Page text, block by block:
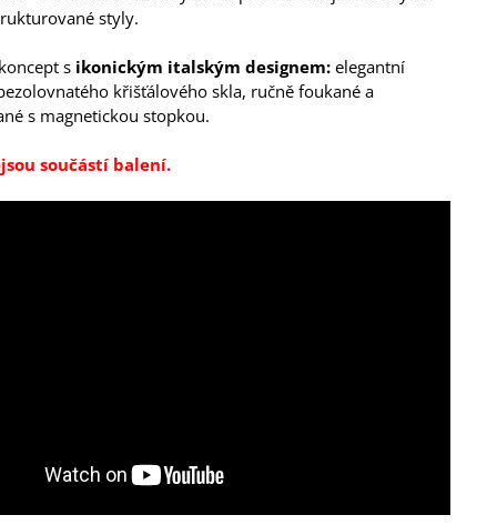
styly.
s ikonickým italským designem: elegantní
křišťálového skla, ručně foukané a
s magnetickou stopkou.
součástí balení.